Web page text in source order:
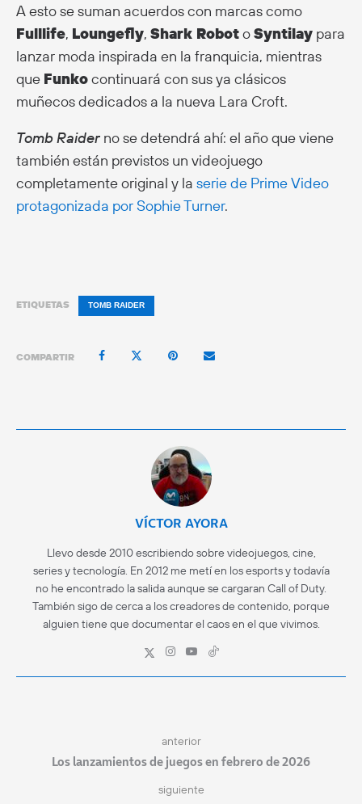
A esto se suman acuerdos con marcas como
Fulllife, Loungefly, Shark RobotoSyntilay para
lanzar moda inspirada en la franquicia, mientras
que Funkocontinuará con sus ya clásicos
muñecos dedicados a la nueva Lara Croft.
Tomb Raider no se detendrá ahí: el año que viene
también están previstos un videojuego
completamente original y la serie de Prime Video
protagonizada por Sophie Turner.
ETIQUETAS TOMB RAIDER
COMPARTIR
VÍCTOR AYORA
Llevo desde 2010 escribiendo sobre videojuegos, cine,
series y tecnología. En 2012 me metí en los esports y todavía
no he encontrado la salida aunque se cargaran Call of Duty.
También sigo de cerca a los creadores de contenido, porque
alguien tiene que documentar el caos en el que vivimos.
anterior
Los lanzamientos de juegos en febrero de 2026
siguiente